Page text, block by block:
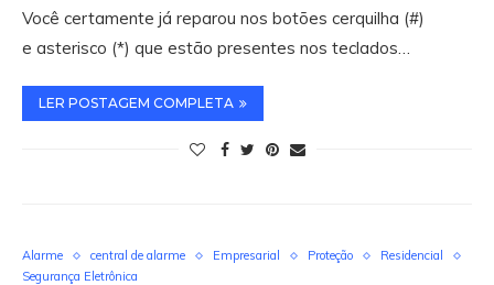
Você certamente já reparou nos botões cerquilha (#)
e asterisco (*) que estão presentes nos teclados…
LER POSTAGEM COMPLETA
Alarme central de alarme Empresarial Proteção
Residencial
Segurança Eletrônica